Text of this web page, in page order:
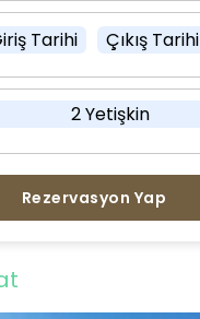
Tarihi Çıkış Tarihi
2 Yetişkin
Rezervasyon Yap